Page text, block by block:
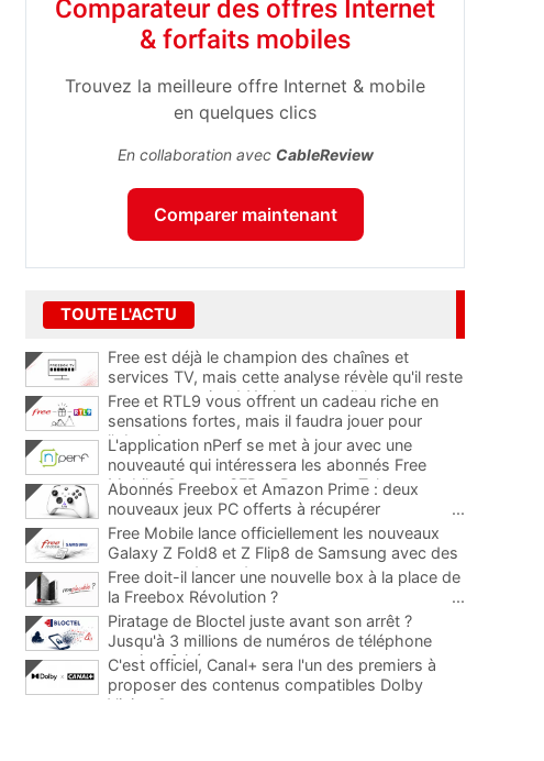
Comparateur des offres Internet
& forfaits mobiles
Trouvez la meilleure offre Internet & mobile
en quelques clics
En collaboration avec CableReview
Comparer maintenant
TOUTE L'ACTU
Free est déjà le champion des chaînes et
services TV, mais cette analyse révèle qu'il reste
encore au moins 141 ajouts possibles
Free et RTL9 vous offrent un cadeau riche en
sensations fortes, mais il faudra jouer pour
l'obtenir
L'application nPerf se met à jour avec une
nouveauté qui intéressera les abonnés Free
Mobile, Orange, SFR et Bouygues Telecom
Abonnés Freebox et Amazon Prime : deux
nouveaux jeux PC offerts à récupérer
...
Free Mobile lance officiellement les nouveaux
Galaxy Z Fold8 et Z Flip8 de Samsung avec des
promos et des cadeaux
...
Free doit-il lancer une nouvelle box à la place de
la Freebox Révolution ?
...
Piratage de Bloctel juste avant son arrêt ?
Jusqu'à 3 millions de numéros de téléphone
auraient fuité
C'est officiel, Canal+ sera l'un des premiers à
proposer des contenus compatibles Dolby
Vision 2